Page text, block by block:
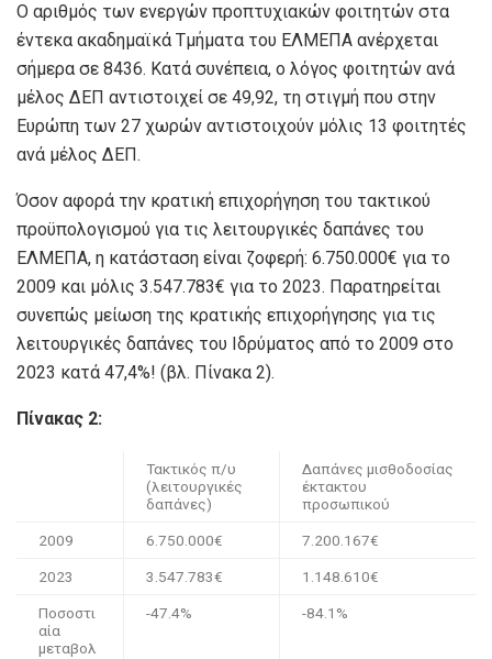
Ο αριθμός των ενεργών προπτυχιακών φοιτητών στα
έντεκα ακαδημαϊκά Τμήματα του ΕΛΜΕΠΑ ανέρχεται
σήμερα σε 8436. Κατά συνέπεια, ο λόγος φοιτητών ανά
μέλος ΔΕΠ αντιστοιχεί σε 49,92, τη στιγμή που στην
Ευρώπη των 27 χωρών αντιστοιχούν μόλις 13 φοιτητές
ανά μέλος ΔΕΠ.
Όσον αφορά την κρατική επιχορήγηση του τακτικού
προϋπολογισμού για τις λειτουργικές δαπάνες του
ΕΛΜΕΠΑ, η κατάσταση είναι ζοφερή: 6.750.000€ για το
2009 και μόλις 3.547.783€ για το 2023. Παρατηρείται
συνεπώς μείωση της κρατικής επιχορήγησης για τις
λειτουργικές δαπάνες του Ιδρύματος από το 2009 στο
2023 κατά 47,4%! (βλ. Πίνακα 2).
Πίνακας 2:
Τακτικός π/υ
(λειτουργικές
δαπάνες)
Δαπάνες μισθοδοσίας
έκτακτου
προσωπικού
2009 6.750.000€ 7.200.167€
2023 3.547.783€ 1.148.610€
Ποσοστι
αία
μεταβολ
-47.4% -84.1%